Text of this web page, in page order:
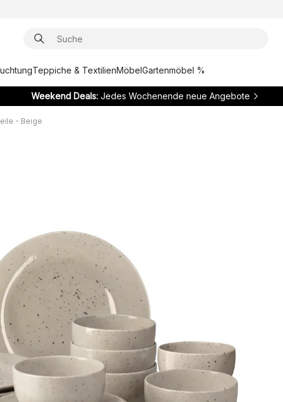
Teppiche & TextilienMöbelGartenmöbel %
Weekend Deals:Jedes Wochenende neue Angebote
- Beige